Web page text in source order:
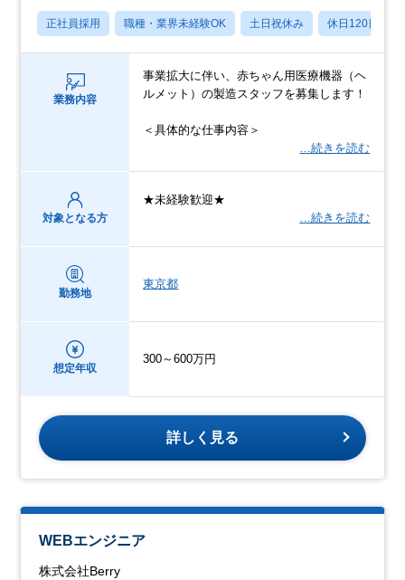
正社員採用 職種・業界未経験OK 土日祝休み 休日120日以上
業務内容
事業拡大に伴い、赤ちゃん用医療機器（ヘ
ルメット）の製造スタッフを募集します！
＜具体的な仕事内容＞
…続きを読む
対象となる方
★未経験歓迎★
…続きを読む
勤務地
東京都
想定年収
300～600万円
詳しく見る
WEBエンジニア
株式会社Berry